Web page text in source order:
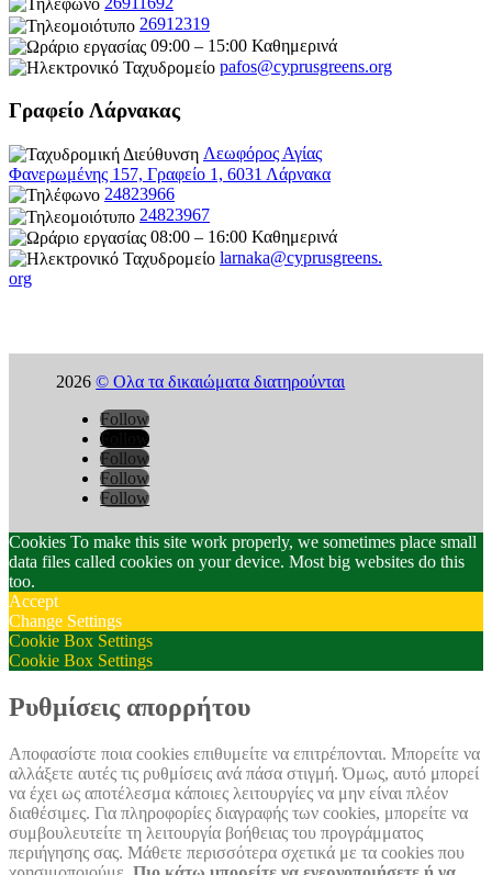
26912319
09:00 – 15:00 Καθημερινά
pafos@cyprusgreens.org
Γραφείο Λάρνακας
Λεωφόρος Αγίας
Φανερωμένης 157, Γραφείο 1, 6031 Λάρνακα
24823966
24823967
08:00 – 16:00 Καθημερινά
larnaka@cyprusgreens.
org
2026© Ολα τα δικαιώματα διατηρούνται
Follow
Follow
Follow
Follow
Follow
Cookies To make this site work properly, we sometimes place small
data files called cookies on your device. Most big websites do this
too.
Accept
Change Settings
Cookie Box Settings
Cookie Box Settings
Ρυθμίσεις απορρήτου
Αποφασίστε ποια cookies επιθυμείτε να επιτρέπονται. Μπορείτε να
αλλάξετε αυτές τις ρυθμίσεις ανά πάσα στιγμή. Όμως, αυτό μπορεί
να έχει ως αποτέλεσμα κάποιες λειτουργίες να μην είναι πλέον
διαθέσιμες. Για πληροφορίες διαγραφής των cookies, μπορείτε να
συμβουλευτείτε τη λειτουργία βοήθειας του προγράμματος
περιήγησης σας. Μάθετε περισσότερα σχετικά με τα cookies που